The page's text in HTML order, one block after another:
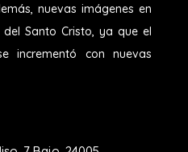
nuevas imágenes en
Santo Cristo, ya que el
incrementó con nuevas